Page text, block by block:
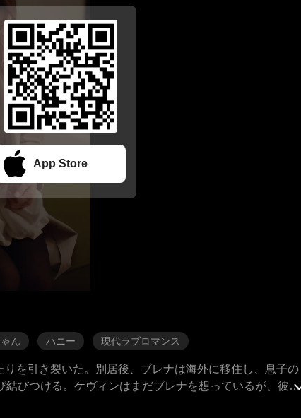
App Store
ん ハニー 現代ラブロマンス
を引き裂いた。別居後、ブレナは海外に移住し、息子の
びつける。ケヴィンはまだブレナを想っているが、彼女